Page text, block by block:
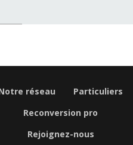
réseau
Particuliers
Reconversion pro
Rejoignez-nous